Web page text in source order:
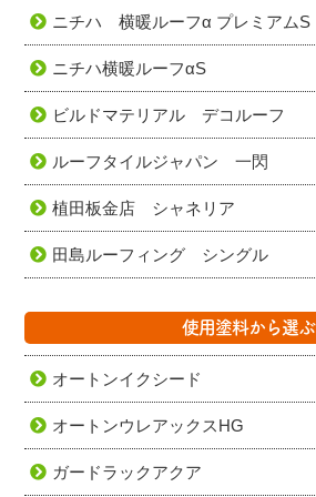
ニチハ 横暖ルーフα プレミアムS
ニチハ横暖ルーフαS
ビルドマテリアル デコルーフ
ルーフタイルジャパン 一閃
植田板金店 シャネリア
田島ルーフィング シングル
使用塗料から選ぶ
オートンイクシード
オートンウレアックスHG
ガードラックアクア